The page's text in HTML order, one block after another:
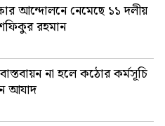
আন্দোলনে নেমেছে ১১ দলীয়
রহমান
না হলে কঠোর কর্মসূচি
আযাদ